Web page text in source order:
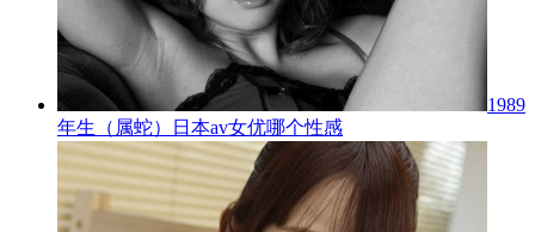
1989
年生（属蛇）日本av女优哪个性感